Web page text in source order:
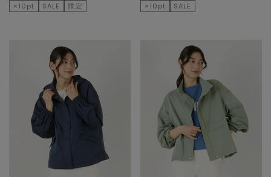
×10pt SALE 限定 ×10pt SALE